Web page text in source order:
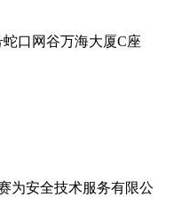
口网谷万海大厦C座
为安全技术服务有限公